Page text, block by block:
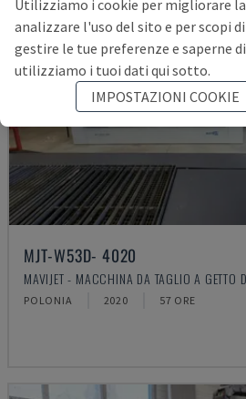
MJT-W53D- 4020
MAVIJET - MACCHINA DA TAGLIO A GETTO
POLONIA 2020 57 ORE
Utilizziamo i cookie per migliorare
analizzare l'uso del sito e per scopi
gestire le tue preferenze e saperne
utilizziamo i tuoi dati qui sotto.
IMPOSTAZIONI COOKIE